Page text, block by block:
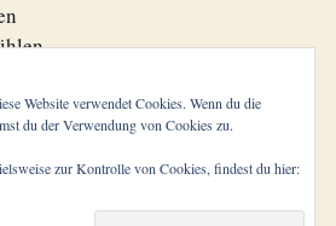
Website verwendet Cookies. Wenn du die
du der Verwendung von Cookies zu.
zur Kontrolle von Cookies, findest du hier: